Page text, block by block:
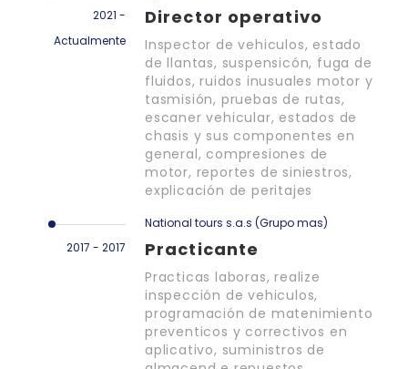
2021 -
Actualmente
Director operativo
Inspector de vehiculos, estado
de llantas, suspensicón, fuga de
fluidos, ruidos inusuales motor y
tasmisión, pruebas de rutas,
escaner vehicular, estados de
chasis y sus componentes en
general, compresiones de
motor, reportes de siniestros,
explicación de peritajes
2017 - 2017
National tours s.a.s (Grupo mas)
Practicante
Practicas laboras, realize
inspección de vehiculos,
programación de matenimiento
preventicos y correctivos en
aplicativo, suministros de